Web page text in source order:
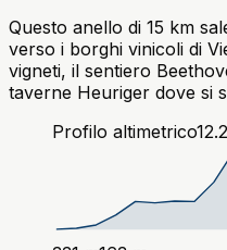
Questo anello di 15 km
verso i borghi vinicoli di
vigneti, il sentiero
taverne Heuriger dove si
Profilo altimetrico12.2